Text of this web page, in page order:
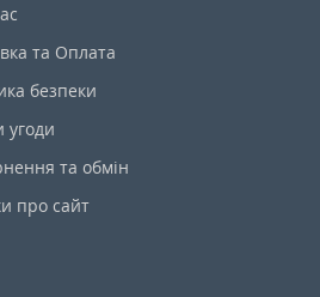
та Оплата
безпеки
угоди
та обмін
про сайт